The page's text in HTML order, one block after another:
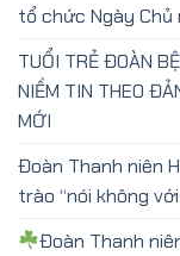
tổ chức Ngày
TUỔI TRẺ ĐOÀN
NIỀM TIN THEO
MỚI
Đoàn Thanh niên
trào “nói không
Đoàn Thanh